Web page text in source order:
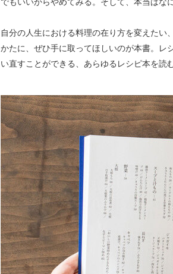
自分の人生における料理の在り方を変えたい
かたに、ぜひ手に取ってほしいのが本書。レ
い直すことができる、あらゆるレシピ本を読